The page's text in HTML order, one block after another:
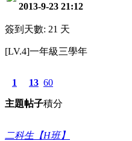
2013-9-23 21:12
簽到天數: 21 天
[LV.4]一年級三學年
1
主題
13
帖子
60
積分
二科生【H班】